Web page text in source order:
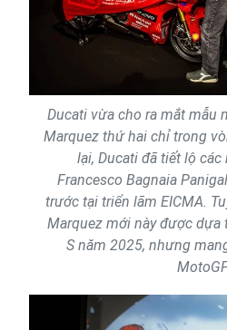
Ducati vừa cho ra mắt mẫu
Marquez thứ hai chỉ trong
lại, Ducati đã tiết lộ các
Francesco Bagnaia
trước tại triển lãm EICMA.
Marquez mới này được dựa
S năm 2025, nhưng